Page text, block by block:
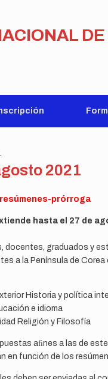
2021
prórroga
hasta el 27 de
docentes, graduados y
a la Península de
Historia y política
e idioma
Religión y Filosofía
aﬁnes a las de
en función de los